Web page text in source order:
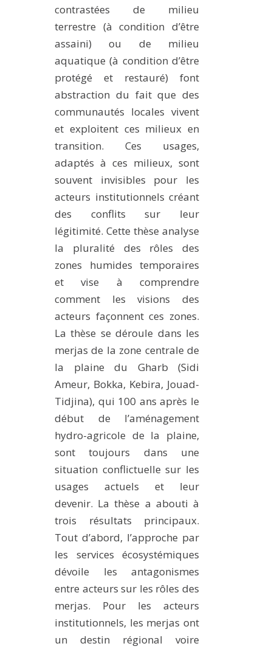
contrastées de milieu
terrestre (à condition d’être
assaini) ou de milieu
aquatique (à condition d’être
protégé et restauré) font
abstraction du fait que des
communautés locales vivent
et exploitent ces milieux en
transition. Ces usages,
adaptés à ces milieux, sont
souvent invisibles pour les
acteurs institutionnels créant
des conflits sur leur
légitimité. Cette thèse analyse
la pluralité des rôles des
zones humides temporaires
et vise à comprendre
comment les visions des
acteurs façonnent ces zones.
La thèse se déroule dans les
merjas de la zone centrale de
la plaine du Gharb (Sidi
Ameur, Bokka, Kebira, Jouad-
Tidjina), qui 100 ans après le
début de l’aménagement
hydro-agricole de la plaine,
sont toujours dans une
situation conflictuelle sur les
usages actuels et leur
devenir. La thèse a abouti à
trois résultats principaux.
Tout d’abord, l’approche par
les services écosystémiques
dévoile les antagonismes
entre acteurs sur les rôles des
merjas. Pour les acteurs
institutionnels, les merjas ont
un destin régional voire